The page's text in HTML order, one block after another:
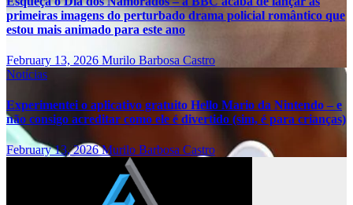
primeiras imagens do perturbado drama policial romântico que
estou mais animado para este ano
February 13, 2026 Murilo Barbosa Castro
Notícias
Experimentei o aplicativo gratuito Hello Mario da Nintendo – e
não consigo acreditar como ele é divertido (sim, é para crianças)
February 13, 2026Murilo Barbosa Castro